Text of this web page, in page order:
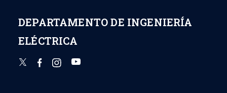
DEPARTAMENTO DE INGENIERÍA
ELÉCTRICA